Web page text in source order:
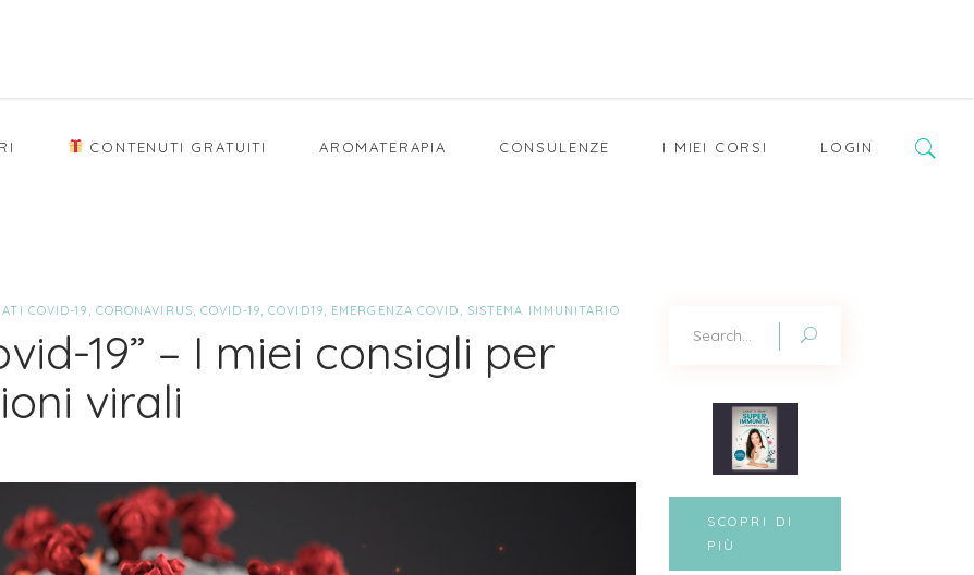
CONTENUTI GRATUITI AROMATERAPIA CONSULENZE I MIEI CORSI LOGIN
COVID-19 , CORONAVIRUS,COVID-19,COVID19, EMERGENZA COVID , SISTEMA IMMUNITARIO
19” – I miei consigli per
virali
for:
SCOPRI DI
PIÙ